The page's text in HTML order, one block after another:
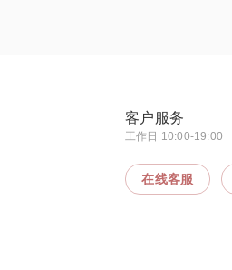
客户服务
工作日 10:00-19:00
在线客服